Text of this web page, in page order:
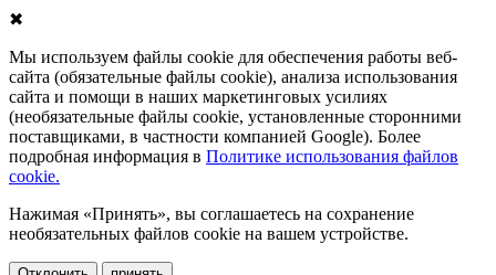
✖
Мы используем файлы cookie для обеспечения работы веб-
сайта (обязательные файлы cookie), анализа использования
сайта и помощи в наших маркетинговых усилиях
(необязательные файлы cookie, установленные сторонними
поставщиками, в частности компанией Google). Более
подробная информация в Политике использования файлов
cookie.
Нажимая «Принять», вы соглашаетесь на сохранение
необязательных файлов cookie на вашем устройстве.